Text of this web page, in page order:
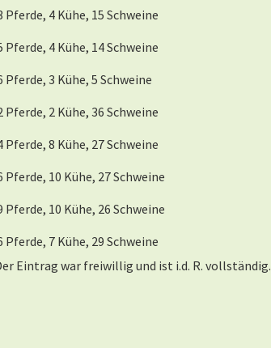
Pferde, 4 Kühe, 15 Schweine
Pferde, 4 Kühe, 14 Schweine
Pferde, 3 Kühe, 5 Schweine
Pferde, 2 Kühe, 36 Schweine
Pferde, 8 Kühe, 27 Schweine
Pferde, 10 Kühe, 27 Schweine
Pferde, 10 Kühe, 26 Schweine
Pferde, 7 Kühe, 29 Schweine
Eintrag war freiwillig und ist i.d. R. vollständig.